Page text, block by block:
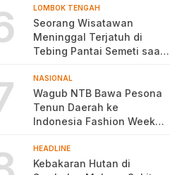
LOMBOK TENGAH
Seorang Wisatawan
Meninggal Terjatuh di
Tebing Pantai Semeti saat
NASIONAL
Wagub NTB Bawa Pesona
Tenun Daerah ke
Indonesia Fashion Week
HEADLINE
Kebakaran Hutan di